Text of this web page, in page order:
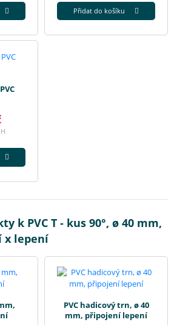
Přidat do košíku
k PVC T - kus 90°, ø 40 mm,
x lepení
PVC hadicový trn, ø 40
mm, připojení lepení